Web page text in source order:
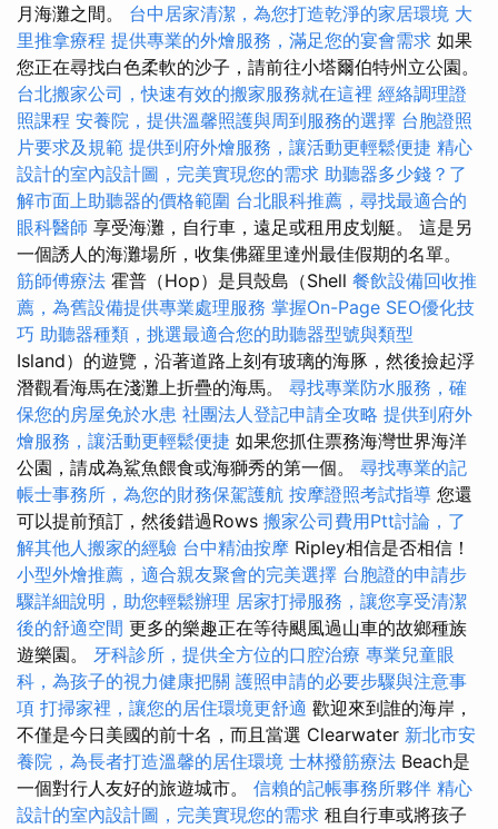
月海灘之間。 台中居家清潔，為您打造乾淨的家居環境 大
里推拿療程 提供專業的外燴服務，滿足您的宴會需求 如果
您正在尋找白色柔軟的沙子，請前往小塔爾伯特州立公園。
台北搬家公司，快速有效的搬家服務就在這裡 經絡調理證
照課程 安養院，提供溫馨照護與周到服務的選擇 台胞證照
片要求及規範 提供到府外燴服務，讓活動更輕鬆便捷 精心
設計的室內設計圖，完美實現您的需求 助聽器多少錢？了
解市面上助聽器的價格範圍 台北眼科推薦，尋找最適合的
眼科醫師 享受海灘，自行車，遠足或租用皮划艇。 這是另
一個誘人的海灘場所，收集佛羅里達州最佳假期的名單。
筋師傅療法 霍普（Hop）是貝殼島（Shell 餐飲設備回收推
薦，為舊設備提供專業處理服務 掌握On-Page SEO優化技
巧 助聽器種類，挑選最適合您的助聽器型號與類型
Island）的遊覽，沿著道路上刻有玻璃的海豚，然後撿起浮
潛觀看海馬在淺灘上折疊的海馬。 尋找專業防水服務，確
保您的房屋免於水患 社團法人登記申請全攻略 提供到府外
燴服務，讓活動更輕鬆便捷 如果您抓住票務海灣世界海洋
公園，請成為鯊魚餵食或海獅秀的第一個。 尋找專業的記
帳士事務所，為您的財務保駕護航 按摩證照考試指導 您還
可以提前預訂，然後錯過Rows 搬家公司費用Ptt討論，了
解其他人搬家的經驗 台中精油按摩 Ripley相信是否相信！
小型外燴推薦，適合親友聚會的完美選擇 台胞證的申請步
驟詳細說明，助您輕鬆辦理 居家打掃服務，讓您享受清潔
後的舒適空間 更多的樂趣正在等待颶風過山車的故鄉種族
遊樂園。 牙科診所，提供全方位的口腔治療 專業兒童眼
科，為孩子的視力健康把關 護照申請的必要步驟與注意事
項 打掃家裡，讓您的居住環境更舒適 歡迎來到誰的海岸，
不僅是今日美國的前十名，而且當選 Clearwater 新北市安
養院，為長者打造溫馨的居住環境 士林撥筋療法 Beach是
一個對行人友好的旅遊城市。 信賴的記帳事務所夥伴 精心
設計的室內設計圖，完美實現您的需求 租自行車或將孩子